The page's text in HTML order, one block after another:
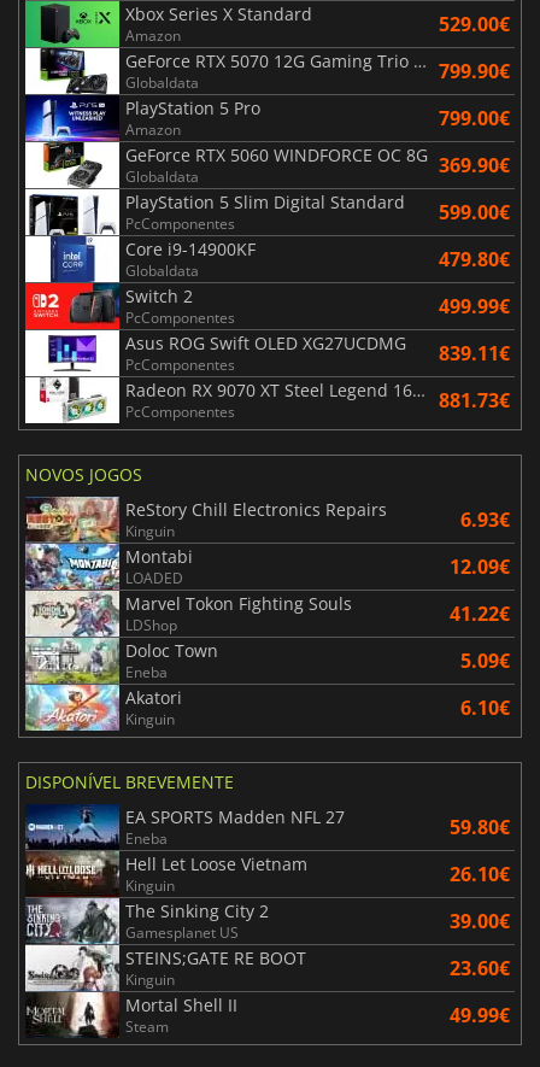
Xbox Series X Standard
Amazon 529.00€
GeForce RTX 5070 12G Gaming Trio OC Black
Globaldata 799.90€
PlayStation 5 Pro
Amazon 799.00€
GeForce RTX 5060 WINDFORCE OC 8G
Globaldata 369.90€
PlayStation 5 Slim Digital Standard
PcComponentes 599.00€
Core i9-14900KF
Globaldata 479.80€
Switch 2
PcComponentes 499.99€
Asus ROG Swift OLED XG27UCDMG
PcComponentes 839.11€
Radeon RX 9070 XT Steel Legend 16GB
PcComponentes 881.73€
NOVOS JOGOS
ReStory Chill Electronics Repairs
Kinguin 6.93€
Montabi
LOADED 12.09€
Marvel Tokon Fighting Souls
LDShop 41.22€
Doloc Town
Eneba 5.09€
Akatori
Kinguin 6.10€
DISPONÍVEL BREVEMENTE
EA SPORTS Madden NFL 27
Eneba 59.80€
Hell Let Loose Vietnam
Kinguin 26.10€
The Sinking City 2
Gamesplanet US 39.00€
STEINS;GATE RE BOOT
Kinguin 23.60€
Mortal Shell II
Steam 49.99€